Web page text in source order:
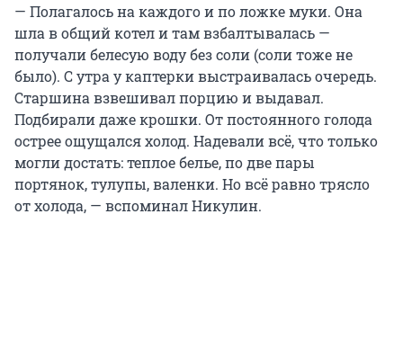
— Полагалось на каждого и по ложке муки. Она
шла в общий котел и там взбалтывалась —
получали белесую воду без соли (соли тоже не
было). С утра у каптерки выстраивалась очередь.
Старшина взвешивал порцию и выдавал.
Подбирали даже крошки. От постоянного голода
острее ощущался холод. Надевали всё, что только
могли достать: теплое белье, по две пары
портянок, тулупы, валенки. Но всё равно трясло
от холода, — вспоминал Никулин.